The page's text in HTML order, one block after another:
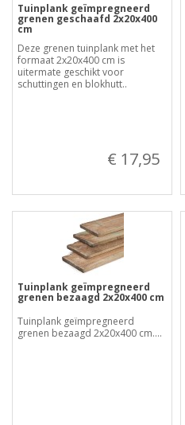
Tuinplank geïmpregneerd
grenen geschaafd 2x20x400
cm
Deze grenen tuinplank met het
formaat 2x20x400 cm is
uitermate geschikt voor
schuttingen en blokhutt..
€ 17,95
Tuinplank geïmpregneerd
grenen bezaagd 2x20x400 cm
Tuinplank geïmpregneerd
grenen bezaagd 2x20x400 cm....